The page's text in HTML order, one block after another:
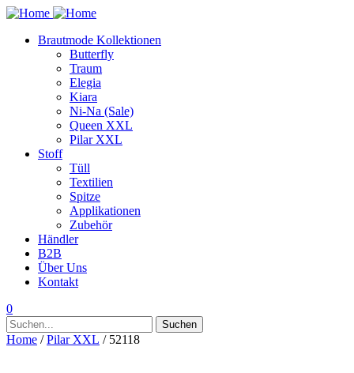
Brautmode Kollektionen
Butterfly
Traum
Elegia
Kiara
Ni-Na (Sale)
Queen XXL
Pilar XXL
Stoff
Tüll
Textilien
Spitze
Applikationen
Zubehör
Händler
B2B
Über Uns
Kontakt
0
Suchen
nach:
Suchen
Home /Pilar XXL / 52118